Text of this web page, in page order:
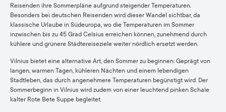
Reisenden ihre Sommerpläne aufgrund steigender Temperaturen.
Besonders bei deutschen Reisenden wird dieser Wandel sichtbar, da
klassische Urlaube in Südeuropa, wo die Temperaturen im Sommer
inzwischen bis zu 45 Grad Celsius erreichen können, zunehmend durch
kühlere und grünere Städtereiseziele weiter nördlich ersetzt werden.
Vilnius bietet eine alternative Art, den Sommer zu beginnen: Geprägt von
langen, warmen Tagen, kühleren Nächten und einem lebendigen
Stadtleben, das durch angenehmere Temperaturen begünstigt wird. Der
Sommerbeginn in Vilnius wird zudem von einer leuchtend pinken Schale
kalter Rote Bete Suppe begleitet.